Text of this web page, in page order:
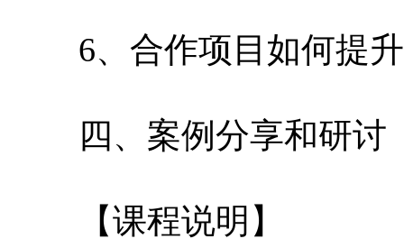
6、合作项目如何提升
四、案例分享和研讨
【课程说明】